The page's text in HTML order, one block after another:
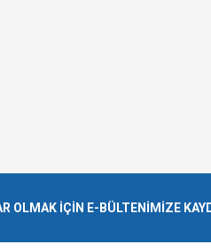
OLMAK İÇİN E-BÜLTENİMİZE